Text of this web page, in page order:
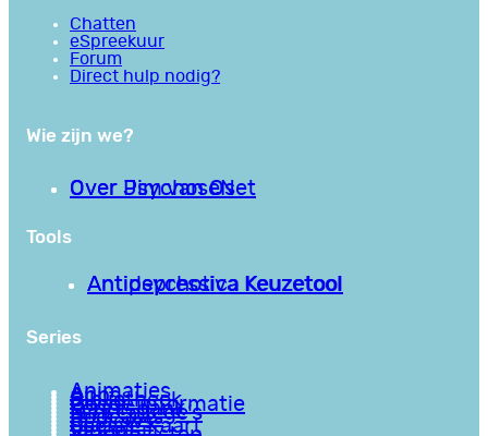
Chatten
eSpreekuur
Forum
Direct hulp nodig?
Wie zijn we?
Over PsychoseNet
Over Jim van Os
Tools
Antipsychotica Keuzetool
Antidepressiva Keuzetool
Series
Animaties
Apps
Bibliotheek
Goede informatie
Kennisbank
Mini college’s
Podcasts
Reviews
Sociale Kaart
Video’s